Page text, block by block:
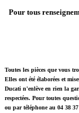
Pour tous
Toutes les pièces que vous
Elles ont été élaborées et
Ducati n'enlève en rien la
respectées. Pour toutes
ou par téléphone au 04 38